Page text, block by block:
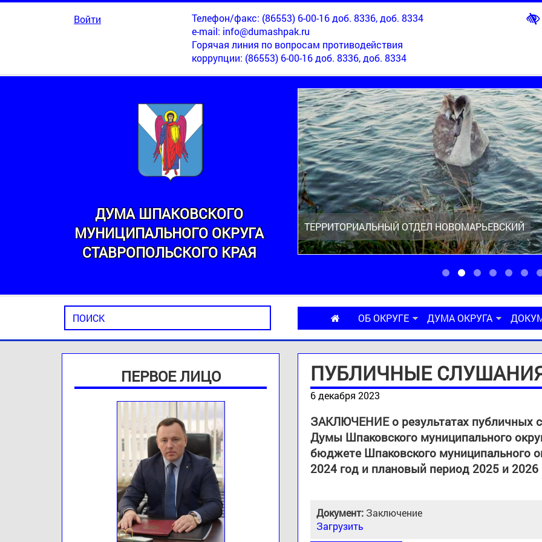
Войти
Телефон/факс: (86553) 6-00-16 доб. 8336, доб. 8334
e-mail: info@dumashpak.ru
Горячая линия по вопросам противодействия
коррупции: (86553) 6-00-16 доб. 8336, доб. 8334
ДУМА ШПАКОВСКОГО
МУНИЦИПАЛЬНОГО ОКРУГА
СТАВРОПОЛЬСКОГО КРАЯ
ТЕРРИТОРИАЛЬНЫЙ ОТДЕЛ НОВОМАРЬЕВСКИЙ
ОБ ОКРУГЕ ДУМА ОКРУГА
ПЕРВОЕ ЛИЦО ПУБЛИЧНЫЕ
6 декабря 2023
ЗАКЛЮЧЕНИЕ о результатах публичных
Думы Шпаковского муниципального
бюджете Шпаковского муниципального
2024 год и плановый период 2025 и 2026
Документ: Заключение
Загрузить